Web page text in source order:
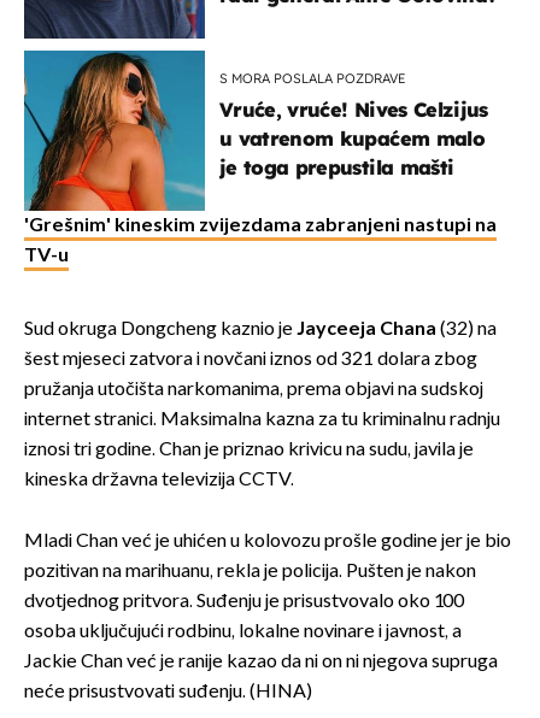
S MORA POSLALA POZDRAVE
Vruće, vruće! Nives Celzijus
u vatrenom kupaćem malo
je toga prepustila mašti
'Grešnim' kineskim zvijezdama zabranjeni nastupi na
TV-u
Sud okruga Dongcheng kaznio jeJayceeja Chana (32) na
šest mjeseci zatvora i novčani iznos od 321 dolara zbog
pružanja utočišta narkomanima, prema objavi na sudskoj
internet stranici. Maksimalna kazna za tu kriminalnu radnju
iznosi tri godine. Chan je priznao krivicu na sudu, javila je
kineska državna televizija CCTV.
Mladi Chan već je uhićen u kolovozu prošle godine jer je bio
pozitivan na marihuanu, rekla je policija. Pušten je nakon
dvotjednog pritvora. Suđenju je prisustvovalo oko 100
osoba uključujući rodbinu, lokalne novinare i javnost, a
Jackie Chan već je ranije kazao da ni on ni njegova supruga
neće prisustvovati suđenju. (HINA)